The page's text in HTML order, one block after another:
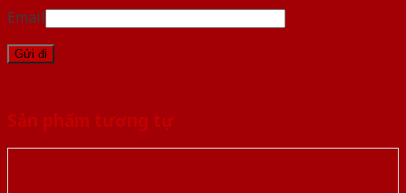
Email
Sản phẩm tương tự